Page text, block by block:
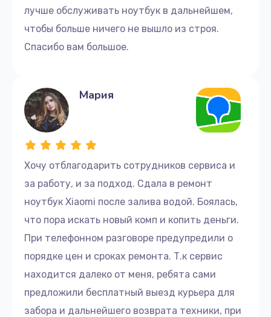
лучше обслуживать ноутбук в дальнейшем,
чтобы больше ничего не вышло из строя.
Спасибо вам большое.
Хочу отблагодарить сотрудников сервиса и
за работу, и за подход. Сдала в ремонт
ноутбук Xiaomi после залива водой. Боялась,
что пора искать новый комп и копить деньги.
При телефонном разговоре предупредили о
порядке цен и сроках ремонта. Т.к сервис
находится далеко от меня, ребята сами
предложили бесплатный выезд курьера для
забора и дальнейшего возврата техники, при
Мария